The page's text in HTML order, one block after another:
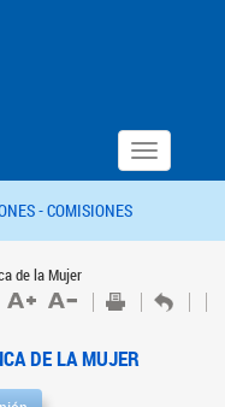
Toggle
navigation
-COMISIONES
de la Mujer
DE LA MUJER